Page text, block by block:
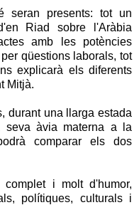
seran presents: tot un
Riad sobre l'Aràbia
amb les potències
qüestions laborals, tot
explicarà els diferents
Mitjà.
durant una llarga estada
àvia materna a la
comparar els dos
i molt d'humor,
polítiques, culturals i